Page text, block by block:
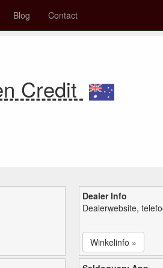
Blog Contact
Credit
Dealer Info
Dealerwebsite,
Winkelinfo »